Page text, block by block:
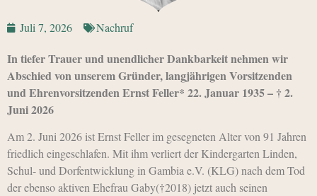
Juli 7, 2026 Nachruf
In tiefer Trauer und unendlicher Dankbarkeit nehmen wir
Abschied von unserem Gründer, langjährigen Vorsitzenden
und Ehrenvorsitzenden Ernst Feller* 22. Januar 1935 – † 2.
Juni 2026
Am 2. Juni 2026 ist Ernst Feller im gesegneten Alter von 91 Jahren
friedlich eingeschlafen. Mit ihm verliert der Kindergarten Linden,
Schul- und Dorfentwicklung in Gambia e.V. (KLG) nach dem Tod
der ebenso aktiven Ehefrau Gaby(†2018) jetzt auch seinen